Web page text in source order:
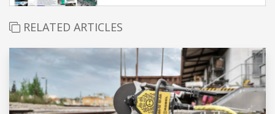
RELATED ARTICLES